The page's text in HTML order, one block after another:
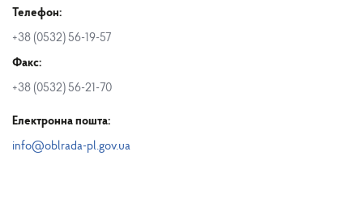
Телефон:
+38 (0532) 56-19-57
Факс:
+38 (0532) 56-21-70
Електронна пошта:
info@oblrada-pl.gov.ua